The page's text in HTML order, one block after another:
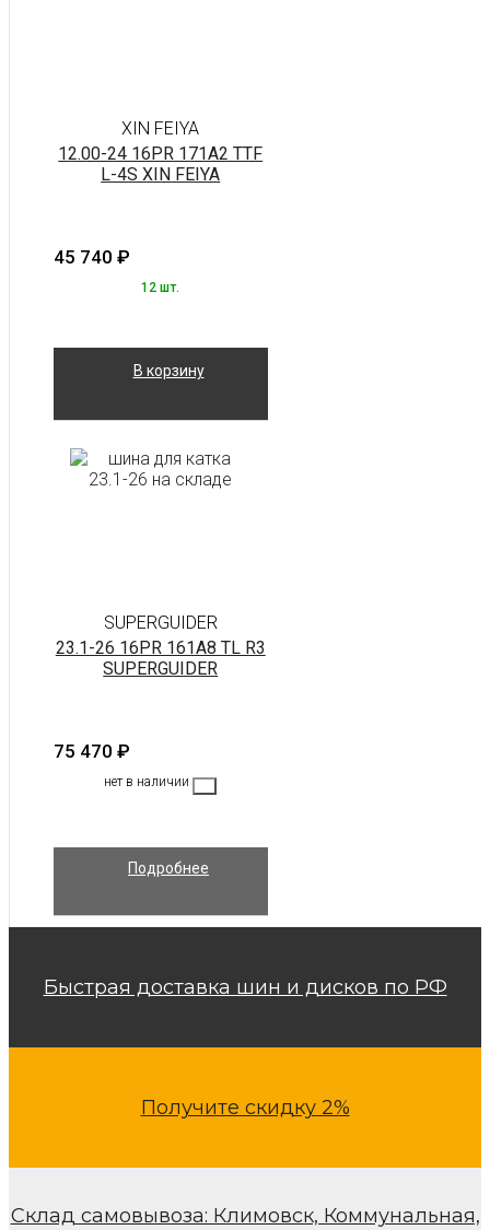
XIN FEIYA
12.00-24 16PR 171A2 TTF
L-4S XIN FEIYA
45 740 ₽
12 шт.
В корзину
SUPERGUIDER
23.1-26 16PR 161A8 TL R3
SUPERGUIDER
75 470 ₽
нет в наличии
Подробнее
Быстрая доставка шин и дисков по РФ
Получите скидку 2%
Склад самовывоза: Климовск, Коммунальная,